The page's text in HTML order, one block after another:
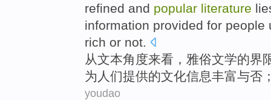
refined and popular literature
information provided for people
rich or not.
从文本角度来看 ， 雅俗文学的界
为 人们提供的文化信息丰富与否
youdao